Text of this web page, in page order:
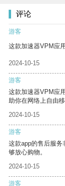
评论
游客
这款加速器VPM应
2024-10-15
游客
这款加速器VPM应
助你在网络上自由移
2024-10-15
游客
这款app的售后服
够放心购物。
2024-10-15
游客